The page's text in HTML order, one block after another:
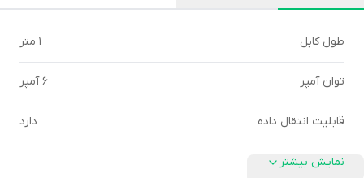
طول کابل 1 متر
توان آمپر 6 آمپر
قابلیت انتقال داده دارد
نمایش بیشتر